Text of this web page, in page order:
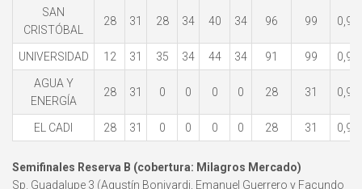
SAN
CRISTÓBAL
28 31 28 34 40 34 96 99
UNIVERSIDAD 12 31 35 34 44 34 91 99
AGUA Y
ENERGÍA
28 31 0 0 0 0 28 31
EL CADI 28 31 0 0 0 0 28 31
Semifinales Reserva B (cobertura: Milagros Mercado)
Sp. Guadalupe 3 (Agustín Bonivardi, Emanuel Guerrero y Facundo